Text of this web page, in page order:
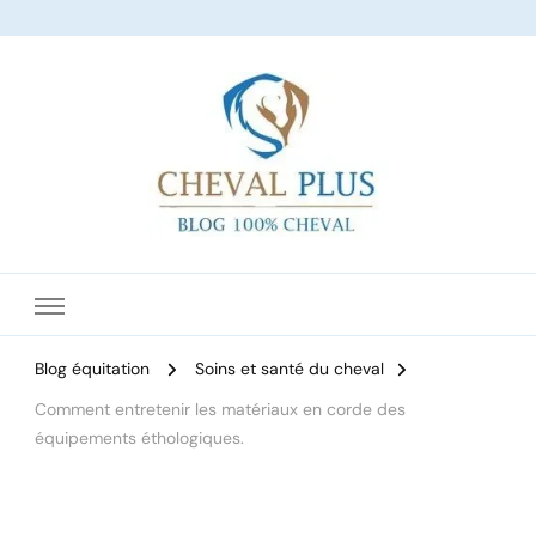
Blog équitation
Soins et santé du cheval
Comment entretenir les matériaux en corde des
équipements éthologiques.